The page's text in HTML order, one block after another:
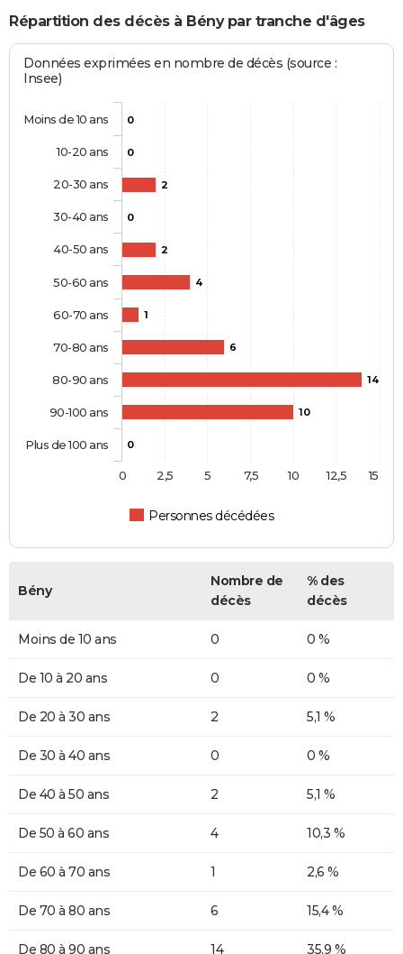
Répartition des décès à Bény par tranche d'âges
Données exprimées en nombre de décès (source :
Insee)
0
0
2
0
2
4
1
6
14
10
0
Personnes décédées
Moins de 10 ans
10-20 ans
20-30 ans
30-40 ans
40-50 ans
50-60 ans
60-70 ans
70-80 ans
80-90 ans
90-100 ans
Plus de 100 ans
0 2,5 5 7,5 10 12,5 15
Bény
Nombre de
décès
% des
décès
Moins de 10 ans 0 0 %
De 10 à 20 ans 0 0 %
De 20 à 30 ans 2 5,1 %
De 30 à 40 ans 0 0 %
De 40 à 50 ans 2 5,1 %
De 50 à 60 ans 4 10,3 %
De 60 à 70 ans 1 2,6 %
De 70 à 80 ans 6 15,4 %
De 80 à 90 ans 14 35,9 %